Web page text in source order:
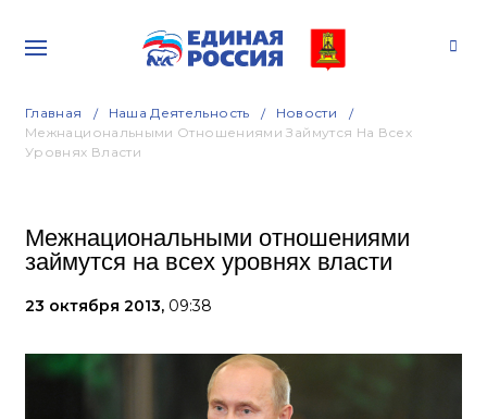
Главная Наша Деятельность
Новости
Межнациональными Отношениями Займутся На Всех
Уровнях Власти
Межнациональными отношениями
займутся на всех уровнях власти
23 октября 2013, 09:38